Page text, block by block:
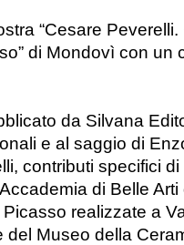
“Cesare
di Mondovì con un
da Silvana
e al saggio di
contributi specifici
di Belle
realizzate a
del Museo della